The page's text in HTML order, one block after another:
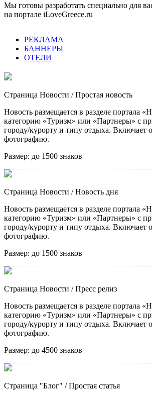
Мы готовы разработать специально для
на портале iLoveGreece.ru
РЕКЛАМА
БАННЕРЫ
ОТЕЛИ
Страница Новости / Простая новость
Новость размещается в разделе портала
категорию «Туризм» или «Партнеры» с
городу/курорту и типу отдыха. Включает
фотографию.
Размер: до 1500 знаков
Страница Новости / Новость дня
Новость размещается в разделе портала
категорию «Туризм» или «Партнеры» с
городу/курорту и типу отдыха. Включает
фотографию.
Размер: до 1500 знаков
Страница Новости / Пресс релиз
Новость размещается в разделе портала
категорию «Туризм» или «Партнеры» с
городу/курорту и типу отдыха. Включает
фотографию.
Размер: до 4500 знаков
Страница "Блог" / Простая статья